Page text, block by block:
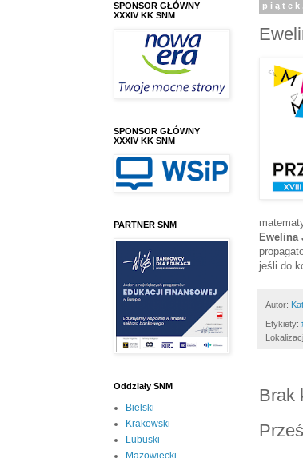
Ewelina
jeśli do
Autor:
Etykiety:
Brak
SPONSOR GŁÓWNY
XXXIV KK SNM
SPONSOR GŁÓWNY
XXXIV KK SNM
PARTNER SNM
Oddziały SNM
Bielski
Krakowski
Lubuski